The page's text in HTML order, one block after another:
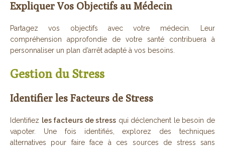
Expliquer Vos Objectifs au Médecin
Partagez vos objectifs avec votre médecin. Leur
compréhension approfondie de votre santé contribuera à
personnaliser un plan d’arrêt adapté à vos besoins.
Gestion du Stress
Identifier les Facteurs de Stress
Identifiez les facteurs de stress qui déclenchent le besoin de
vapoter. Une fois identifiés, explorez des techniques
alternatives pour faire face à ces sources de stress sans